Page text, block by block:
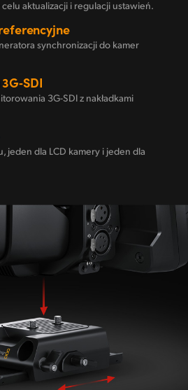
celu aktualizacji i regulacji ustawień.
synchronizacji do kamer
3G-SDI z nakładkami
jeden dla LCD kamery i jeden dla